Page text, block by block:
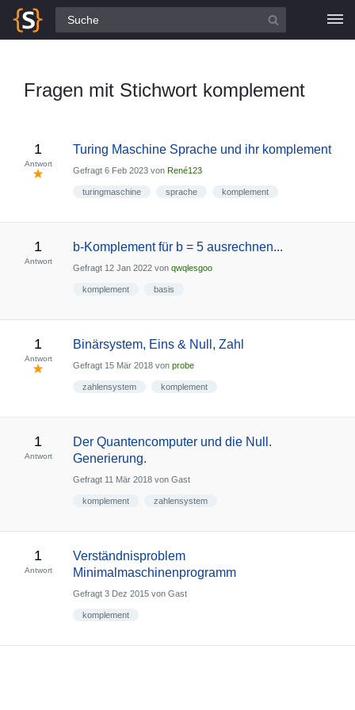
Alle Fragen
Fragen mit Stichwort komplement
1
Antwort
Turing Maschine Sprache und ihr komplement
Gefragt 6 Feb 2023 von René123
turingmaschine sprache komplement
1
Antwort
b-Komplement für b = 5 ausrechnen...
Gefragt 12 Jan 2022 von qwqlesgoo
komplement basis
1
Antwort
Binärsystem, Eins & Null, Zahl
Gefragt 15 Mär 2018 von probe
zahlensystem komplement
1
Antwort
Der Quantencomputer und die Null.
Generierung.
Gefragt 11 Mär 2018 von Gast
komplement zahlensystem
1
Antwort
Verständnisproblem
Minimalmaschinenprogramm
Gefragt 3 Dez 2015 von Gast
komplement